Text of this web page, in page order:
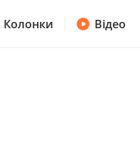
Колонки Відео